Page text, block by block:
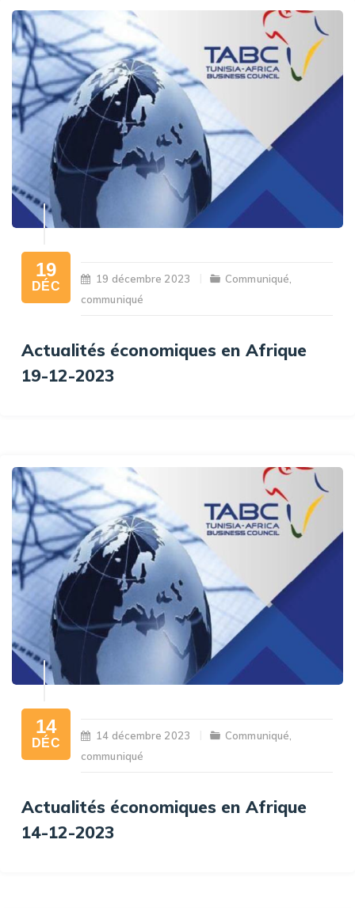
19
DÉC
19 décembre 2023 Communiqué
communiqué
Actualités économiques en Afrique
19-12-2023
14
DÉC
14 décembre 2023 Communiqué
communiqué
Actualités économiques en Afrique
14-12-2023